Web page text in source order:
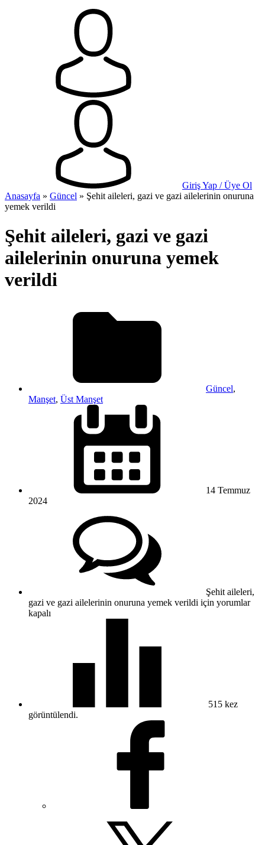
Giriş Yap / Üye Ol
Anasayfa » Güncel » Şehit aileleri, gazi ve gazi ailelerinin onuruna
yemek verildi
Şehit aileleri, gazi ve gazi
ailelerinin onuruna yemek
verildi
Güncel,
Manşet, Üst Manşet
14 Temmuz
2024
Şehit aileleri,
gazi ve gazi ailelerinin onuruna yemek verildi için yorumlar
kapalı
515 kez
görüntülendi.